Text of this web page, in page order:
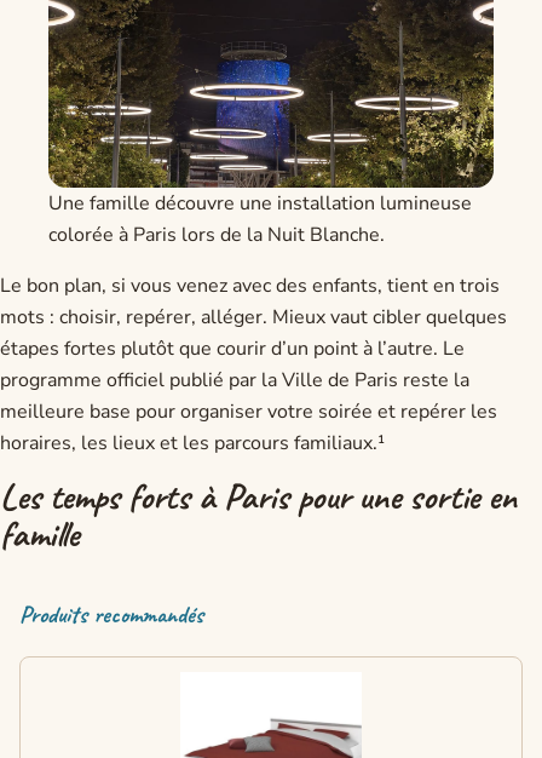
Une famille découvre une installation lumineuse
colorée à Paris lors de la Nuit Blanche.
Le bon plan, si vous venez avec des enfants, tient en trois
mots : choisir, repérer, alléger. Mieux vaut cibler quelques
étapes fortes plutôt que courir d’un point à l’autre. Le
programme officiel publié par la Ville de Paris reste la
meilleure base pour organiser votre soirée et repérer les
horaires, les lieux et les parcours familiaux.¹
Les temps forts à Paris pour une sortie en
famille
Produits recommandés